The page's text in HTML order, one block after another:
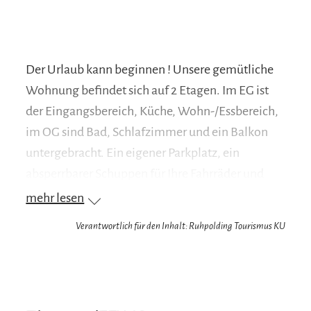
Der Urlaub kann beginnen ! Unsere gemütliche
Wohnung befindet sich auf 2 Etagen. Im EG ist
der Eingangsbereich, Küche, Wohn-/Essbereich,
im OG sind Bad, Schlafzimmer und ein Balkon
untergebracht. Ein eigener Parkplatz, ein
WLAN sind selbstverständlich inbegriffen!
Unsere Ferienwohnung GIPFELSTÜRMER liegt
mehr lesen
Verantwortlich für den Inhalt: Ruhpolding Tourismus KU